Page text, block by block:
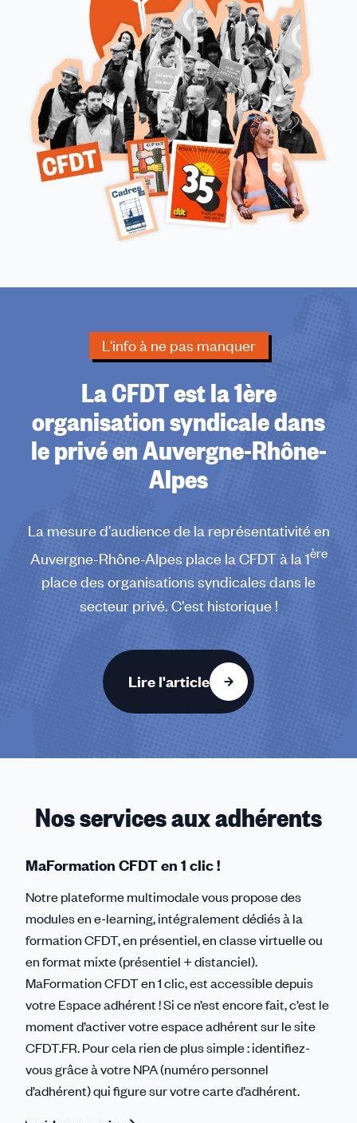
L'info à ne pas manquer
La CFDT est la 1ère
organisation syndicale dans
le privé en Auvergne-Rhône-
Alpes
La mesure d’audience de la représentativité en
Auvergne-Rhône-Alpes place la CFDT à la 1ère
place des organisations syndicales dans le
secteur privé. C’est historique !
Lire l'article
Nos services aux adhérents
MaFormation CFDT en 1 clic !
Notre plateforme multimodale vous propose des
modules en e-learning, intégralement dédiés à la
formation CFDT, en présentiel, en classe virtuelle ou
en format mixte (présentiel + distanciel).
MaFormation CFDT en 1 clic, est accessible depuis
votre Espace adhérent ! Si ce n’est encore fait, c’est le
moment d’activer votre espace adhérent sur le site
CFDT.FR. Pour cela rien de plus simple : identifiez-
vous grâce à votre NPA (numéro personnel
d’adhérent) qui figure sur votre carte d’adhérent.